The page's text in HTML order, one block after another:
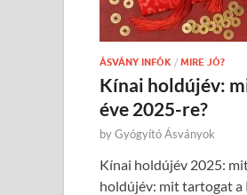
ÁSVÁNY INFÓK / MIRE JÓ?
Kínai holdújév:
éve 2025-re?
byGyógyító Ásványok
Kínai holdújév 2025:
holdújév: mit tartogat a